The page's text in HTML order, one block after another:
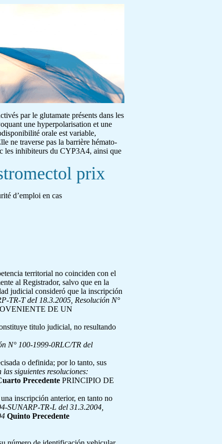
par le glutamate présents dans les
une hyperpolarisation et une
orale est variable,
ne traverse pas la barrière hémato-
les inhibiteurs du CYP3A4, ainsi que
prix
d’emploi en cas
territorial no coinciden con el
al Registrador, salvo que en la
judicial consideró que la inscripción
TR-T deI 18.3.2005, Resolución N°
DE UN
titulo judicial, no resultando
N° 100-1999-0RLC/TR del
o definida; por lo tanto, sus
siguientes resoluciones:
Precedente PRINCIPIO DE
inscripción anterior, en tanto no
SUNARP-TR-L del 31.3.2004,
Quinto Precedente